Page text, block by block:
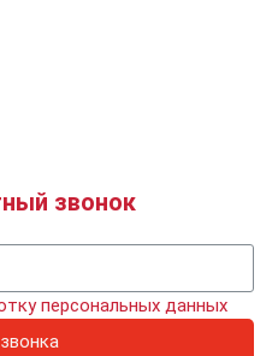
звонок
персональных данных